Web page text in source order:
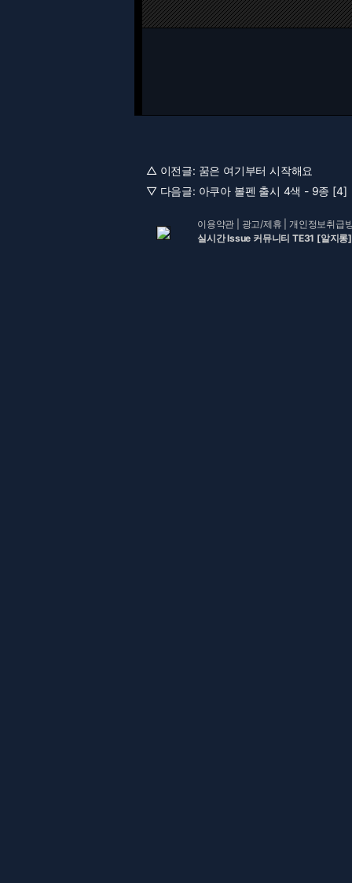
△ 이전글: 꿈은 여기부터 시작해요
▽ 다음글: 아쿠아 볼펜 출시 4색 - 9종 [4]
이용약관 광고/제휴 |개인정보취급
실시간 Issue 커뮤니티 TE31 [알지